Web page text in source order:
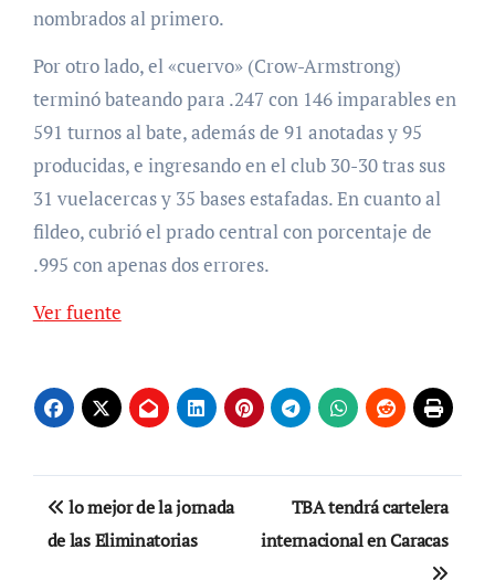
nombrados al primero.
Por otro lado, el «cuervo» (Crow-Armstrong)
terminó bateando para .247 con 146 imparables en
591 turnos al bate, además de 91 anotadas y 95
producidas, e ingresando en el club 30-30 tras sus
31 vuelacercas y 35 bases estafadas. En cuanto al
fildeo, cubrió el prado central con porcentaje de
.995 con apenas dos errores.
Ver fuente
Navegación
de
lo mejor de la jornada
de las Eliminatorias
TBA tendrá cartelera
internacional en Caracas